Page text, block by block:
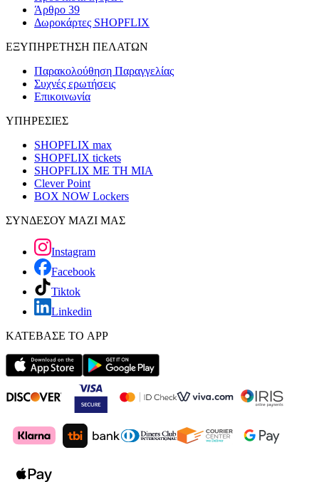
Άρθρο 39
Δωροκάρτες SHOPFLIX
ΕΞΥΠΗΡΕΤΗΣΗ ΠΕΛΑΤΩΝ
Παρακολούθηση Παραγγελίας
Συχνές ερωτήσεις
Επικοινωνία
ΥΠΗΡΕΣΙΕΣ
SHOPFLIX max
SHOPFLIX tickets
SHOPFLIX ΜΕ ΤΗ ΜΙΑ
Clever Point
BOX NOW Lockers
ΣΥΝΔΕΣΟΥ ΜΑΖΙ ΜΑΣ
Instagram
Facebook
Tiktok
Linkedin
ΚΑΤΕΒΑΣΕ ΤΟ APP